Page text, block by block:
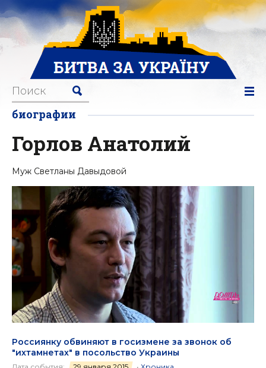
биографии
Горлов Анатолий
Муж Светланы Давыдовой
Россиянку обвиняют в госизмене за звонок об
"ихтамнетах" в посольство Украины
Дата события: 29 января 2015 • Хроника